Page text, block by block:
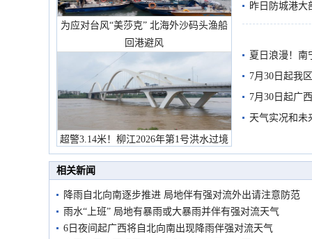
为应对台风“美莎克” 北海外沙码头渔船
回港避风
超警3.14米！柳江2026年第1号洪水过境
市民在堤岸见证汛况
需继续防范
昨日防城港大
雨
夏日浪漫！南
7月30日起我
7月30日起广
天气实况和未
相关新闻
降雨自北向南逐步推进 局地伴有强对流外出请注意防范
雨水“上班” 局地有暴雨或大暴雨并伴有强对流天气
6日夜间起广西将自北向南出现降雨伴强对流天气